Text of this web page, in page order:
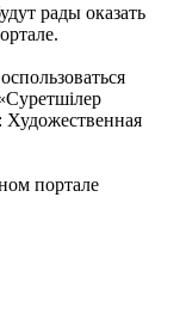
рады оказать
Художественная
портале